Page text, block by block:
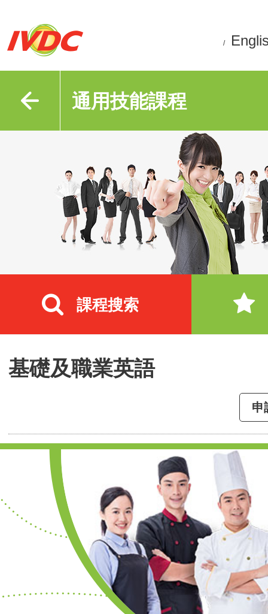
/
通用技能課程
課程搜索
基礎及職業英語
申